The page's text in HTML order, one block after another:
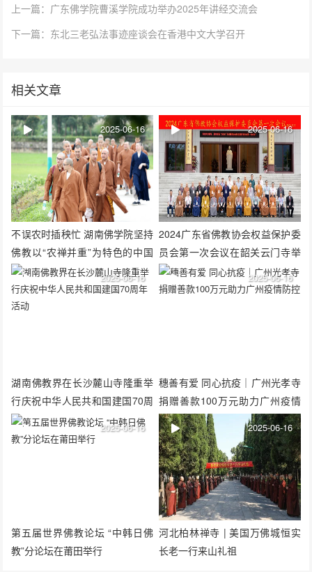
上一篇：广东佛学院曹溪学院成功举办2025年讲经交流会
下一篇：东北三老弘法事迹座谈会在香港中文大学召开
相关文章
不误农时插秧忙 湖南佛学院坚持
佛教以“农禅并重”为特色的中国
化方向
2025-06-16
2024广东省佛教协会权益保护委
员会第一次会议在韶关云门寺举
行
2025-06-16
湖南佛教界在长沙麓山寺隆重举
行庆祝中华人民共和国建国70周
年活动
2025-06-16
穗善有爱 同心抗疫｜广州光孝寺
捐赠善款100万元助力广州疫情
防控
2025-06-16
第五届世界佛教论坛 “中韩日佛
教”分论坛在莆田举行
2025-06-16
河北柏林禅寺 | 美国万佛城恒实
长老一行来山礼祖
2025-06-16